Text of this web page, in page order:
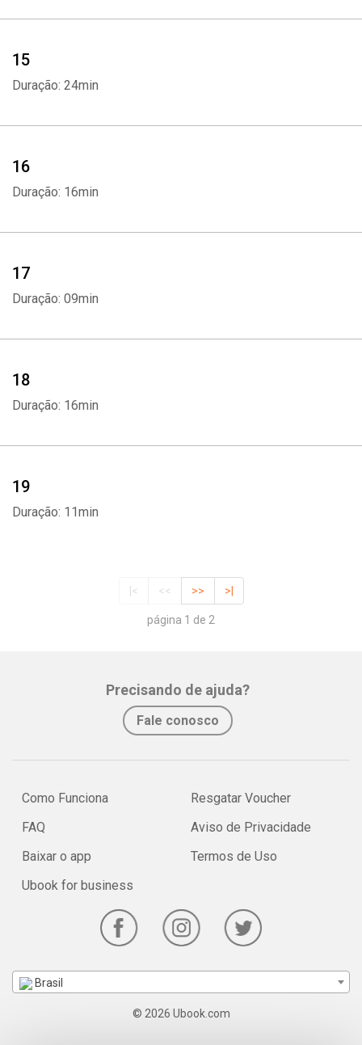
15
Duração: 24min
16
Duração: 16min
17
Duração: 09min
18
Duração: 16min
19
Duração: 11min
|< << >> >|
página 1 de 2
Precisando de ajuda?
Fale conosco
Como Funciona
FAQ
Baixar o app
Ubook for business
Resgatar Voucher
Aviso de Privacidade
Termos de Uso
Brasil
© 2026 Ubook.com